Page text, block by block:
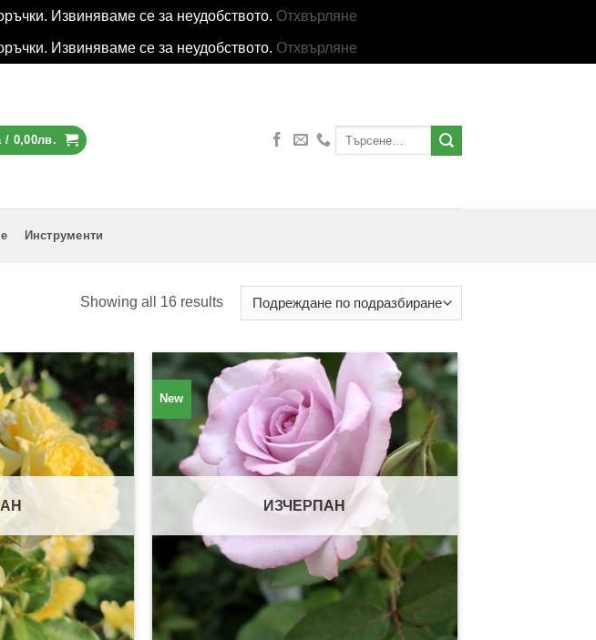
Извиняваме се за неудобството. Отхвърляне
Извиняваме се за неудобството. Отхвърляне
/ 0,00лв.
Инструменти
Showing all 16 results
New
ИЗЧЕРПАН